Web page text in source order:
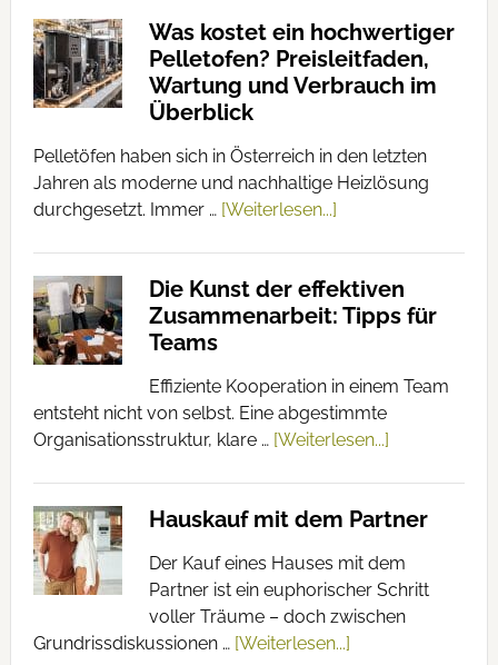
Was kostet ein hochwertiger
Pelletofen? Preisleitfaden,
Wartung und Verbrauch im
Überblick
Pelletöfen haben sich in Österreich in den letzten
Jahren als moderne und nachhaltige Heizlösung
durchgesetzt. Immer … [Weiterlesen...]
Die Kunst der effektiven
Zusammenarbeit: Tipps für
Teams
Effiziente Kooperation in einem Team
entsteht nicht von selbst. Eine abgestimmte
Organisationsstruktur, klare … [Weiterlesen...]
Hauskauf mit dem Partner
Der Kauf eines Hauses mit dem
Partner ist ein euphorischer Schritt
voller Träume – doch zwischen
Grundrissdiskussionen … [Weiterlesen...]